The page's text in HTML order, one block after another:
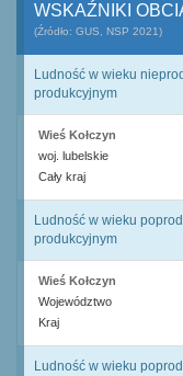
WSKAŹNIKI
(Źródło: GUS, NSP 2021)
Ludność w wieku
produkcyjnym
Wieś Kołczyn
woj. lubelskie
Cały kraj
Ludność w wieku
produkcyjnym
Wieś Kołczyn
Województwo
Kraj
Ludność w wieku